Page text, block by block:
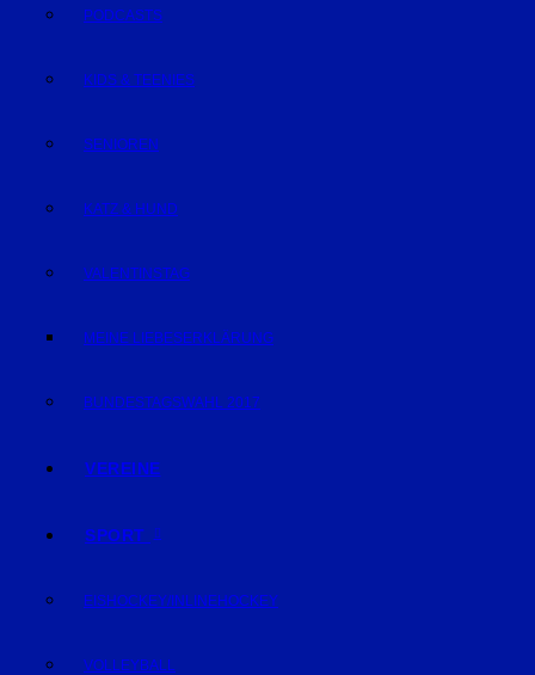
PODCASTS
KIDS & TEENIES
SENIOREN
KATZ & HUND
VALENTINSTAG
MEINE LIEBESERKLÄRUNG
BUNDESTAGSWAHL 2017
VEREINE
SPORT
EISHOCKEY/INLINEHOCKEY
VOLLEYBALL